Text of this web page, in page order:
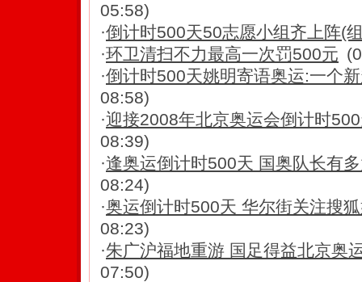
05:58)
·倒计时500天50志愿小组齐上阵(
·环卫清扫不力最高一次罚500元
·倒计时500天姚明寄语奥运:一个
08:58)
·迎接2008年北京奥运会倒计时
08:39)
·逢奥运倒计时500天 国奥队长有
08:24)
·奥运倒计时500天 华尔街关注搜
08:23)
·朱广沪福地重游 国足得益北京奥
07:50)